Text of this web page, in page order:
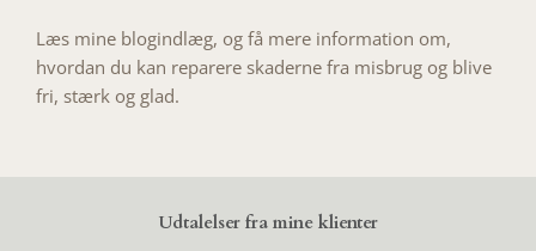
Læs mine blogindlæg, og få mere information om,
hvordan du kan reparere skaderne fra misbrug og blive
fri, stærk og glad.
Udtalelser fra mine klienter